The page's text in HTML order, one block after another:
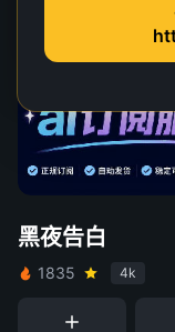
黑夜告白
1835
4k